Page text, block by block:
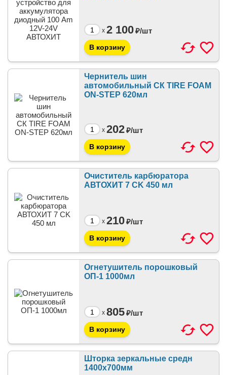
x 2 100₽/шт
Чернитель шин
автомобильный СК TIRE FOAM
ON-STEP 620мл
x 202₽/шт
Очиститель карбюратора
АВТОХИТ 7 CK 450 мл
x 210₽/шт
Огнетушитель порошковый
ОП-1 1000мл
x 805₽/шт
Шторка зеркальные средн
1400х700мм